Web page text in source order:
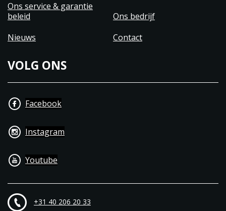
Ons service & garantie
beleid
Ons bedrijf
Nieuws
Contact
VOLG ONS
Facebook
Instagram
Youtube
+31 40 206 20 33